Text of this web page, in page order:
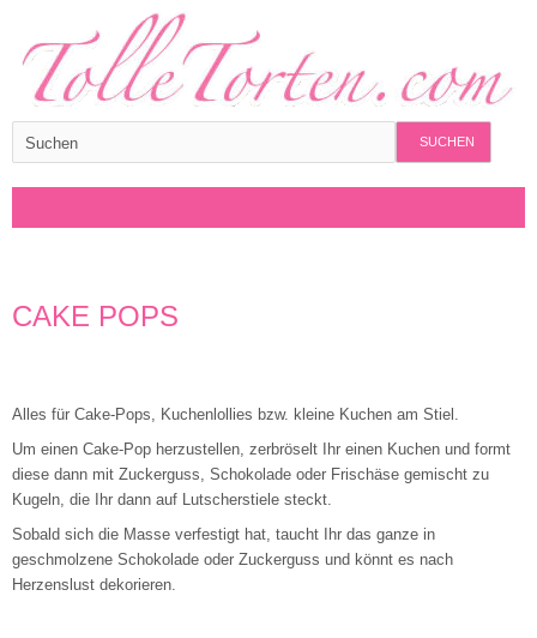
SUCHEN
CAKE POPS
Alles für Cake-Pops, Kuchenlollies bzw. kleine Kuchen am Stiel.
Um einen Cake-Pop herzustellen, zerbröselt Ihr einen Kuchen und formt
diese dann mit Zuckerguss, Schokolade oder Frischäse gemischt zu
Kugeln, die Ihr dann auf Lutscherstiele steckt.
Sobald sich die Masse verfestigt hat, taucht Ihr das ganze in
geschmolzene Schokolade oder Zuckerguss und könnt es nach
Herzenslust dekorieren.